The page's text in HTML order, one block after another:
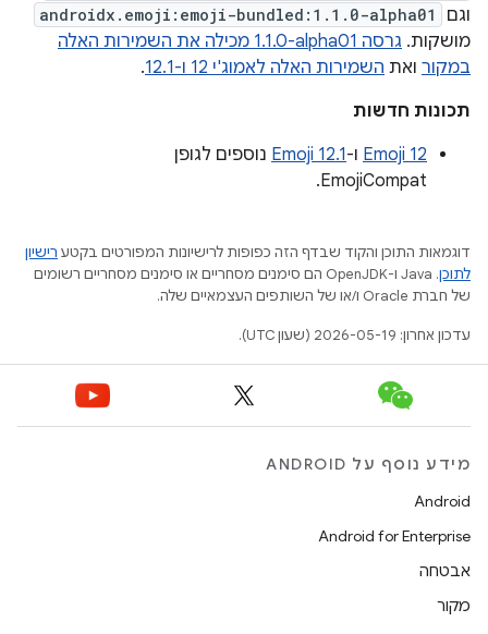
וגם androidx.emoji:emoji-bundled:1.1.0-alpha01
מושקות.
גרסה ‎1.1.0-alpha01 מכילה את השמירות האלה
במקור ואת השמירות האלה לאמוג'י 12 ו-12.1
.
תכונות חדשות
Emoji 12 ו-Emoji 12.1 נוספים לגופן
EmojiCompat.
דוגמאות התוכן והקוד שבדף הזה כפופות לרישיונות המפורטים בקטע רישיון
לתוכן
.‏ Java ו-OpenJDK הם סימנים מסחריים או סימנים מסחריים רשומים
של חברת Oracle ו/או של השותפים העצמאיים שלה.
עדכון אחרון: 2026-05-19 (שעון UTC).
מידע נוסף על ANDROID
Android
Android for Enterprise
אבטחה
מקור